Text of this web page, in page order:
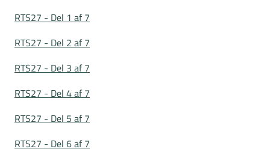
RTS27 - Del 1 af 7
RTS27 - Del 2 af 7
RTS27 - Del 3 af 7
RTS27 - Del 4 af 7
RTS27 - Del 5 af 7
RTS27 - Del 6 af 7